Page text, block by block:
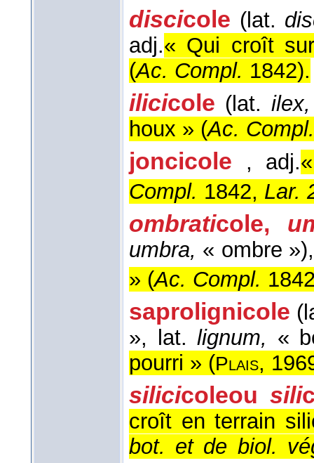
discicole (lat.
adj.« Qui croît
(Ac. Compl. 1842).
ilicicole (lat.ilex,
houx » (Ac. Compl.
joncicole , adj.
Compl. 1842, Lar.
ombraticole,
umbra, « ombre »)
» (Ac. Compl.
saprolignicole
», lat.lignum, «
pourri » (Plais,
silicicoleou sili
croît en terrain
bot. et de biol.